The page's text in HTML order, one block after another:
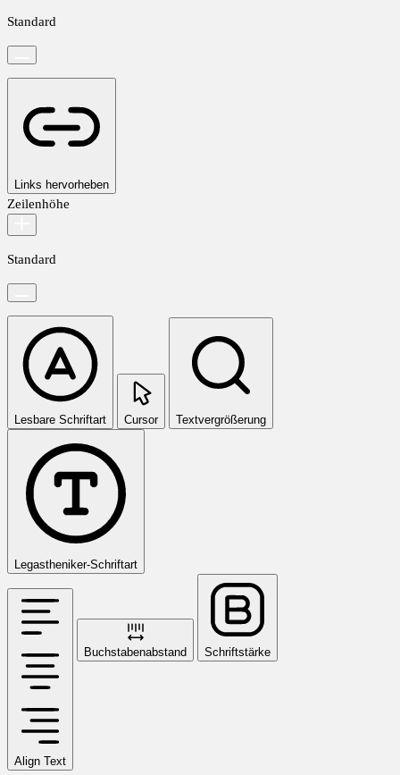
Standard
Links hervorheben
Zeilenhöhe
Standard
Lesbare Schriftart Cursor Textvergrößerung
Legastheniker-Schriftart
Align Text
Buchstabenabstand Schriftstärke